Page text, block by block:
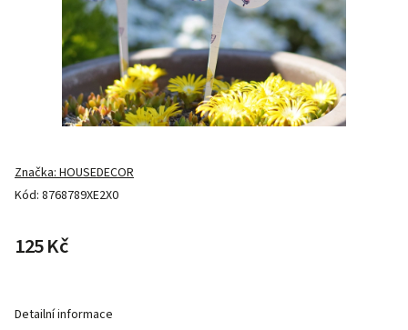
Kód: 8768789XE2X0
Značka:HOUSEDECOR
125 Kč
Detailní informace